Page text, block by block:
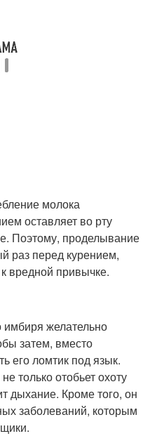
молока
оставляет во рту
Поэтому, проделывание
раз перед курением,
вредной привычке.
имбиря желательно
затем, вместо
его ломтик под язык.
только отобьет охоту
дыхание. Кроме того, он
заболеваний, которым